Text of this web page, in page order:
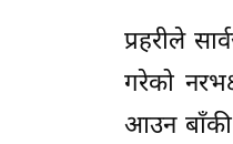
प्रहरीले
गरेको
आउन बाँकी